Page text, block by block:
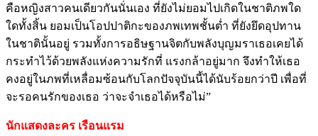
คือหญิงสาวคนเดียวกันนั่นเอง ที่ยังไม่ยอมไปเกิดในชาติภพใด
ใดทั้งสิ้น ยอมเป็นโอปปาติกะของภพเทพชั้นต่ำ ที่ยังยึดอุปทาน
ในชาตินั้นอยู่ รวมทั้งการอธิษฐานจิตกับพลังบุญมราเธอเคยได้
กระทำไว้ด้วยพลังแห่งความรักที่ แรงกล้าอยู่มาก จึงทำให้เธอ
คงอยู่ในภพที่เหลื่อมซ้อนกับโลกปัจจุบันนี้ได้นับร้อยกว่าปี เพื่อที่
จะรอคนรักของเธอ ว่าจะจำเธอได้หรือไม่”
นักแสดงละคร เรือนแรม